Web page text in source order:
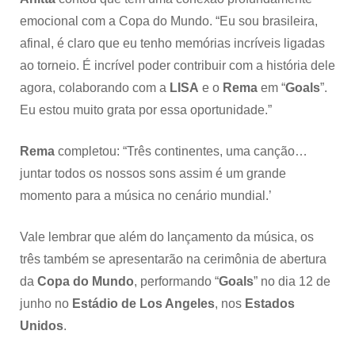
emocional com a Copa do Mundo. “Eu sou brasileira,
afinal, é claro que eu tenho memórias incríveis ligadas
ao torneio. É incrível poder contribuir com a história dele
agora, colaborando com a LISA e o Rema em “Goals”.
Eu estou muito grata por essa oportunidade.”
Rema completou: “Três continentes, uma canção…
juntar todos os nossos sons assim é um grande
momento para a música no cenário mundial.’
Vale lembrar que além do lançamento da música, os
três também se apresentarão na cerimônia de abertura
da Copa do Mundo, performando “Goals” no dia 12 de
junho no Estádio de Los Angeles, nos Estados
Unidos.